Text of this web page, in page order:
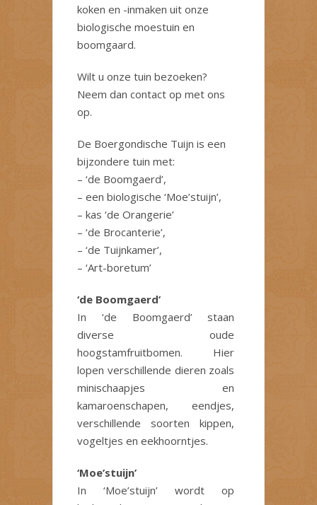
koken en -inmaken uit onze
biologische moestuin en
boomgaard.
Wilt u onze tuin bezoeken?
Neem dan contact op met ons
op.
De Boergondische Tuijn is een
bijzondere tuin met:
– ‘de Boomgaerd’,
– een biologische ‘Moe’stuijn’,
– kas ‘de Orangerie’
– ‘de Brocanterie’,
– ‘de Tuijnkamer’,
– ‘Art-boretum’
‘de Boomgaerd’
In ‘de Boomgaerd’ staan
diverse oude
hoogstamfruitbomen. Hier
lopen verschillende dieren zoals
minischaapjes en
kamaroenschapen, eendjes,
verschillende soorten kippen,
vogeltjes en eekhoorntjes.
‘Moe’stuijn’
In ‘Moe’stuijn’ wordt op